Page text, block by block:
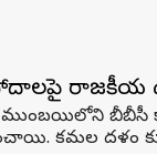
సోదాలపై రాజకీయ
బీబీసీ
కమల దళం